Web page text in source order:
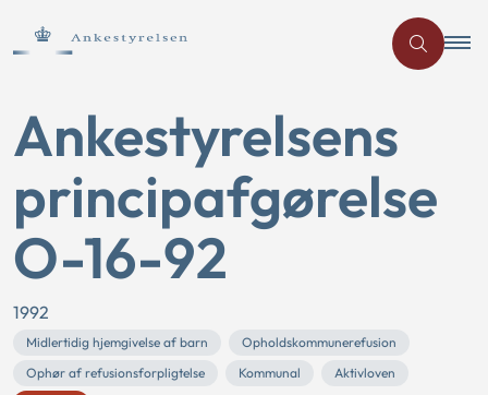
Ankestyrelsens
principafgørelse
O-16-92
1992
Midlertidig hjemgivelse af barn
Opholdskommunerefusion
Ophør af refusionsforpligtelse
Kommunal
Aktivloven